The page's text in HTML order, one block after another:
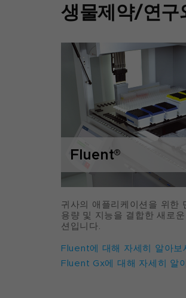
생물제약/연구
Fluent®
귀사의 애플리케이션을 위한
용량 및 지능을 결합한 새로
션입니다.
Fluent에 대해 자세히 알아보
Fluent Gx에 대해 자세히 알